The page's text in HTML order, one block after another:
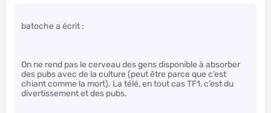
batoche a écrit :
On ne rend pas le cerveau des gens disponible à absorber
des pubs avec de la culture (peut être parce que c’est
chiant comme la mort). La télé, en tout cas TF1, c’est du
divertissement et des pubs.